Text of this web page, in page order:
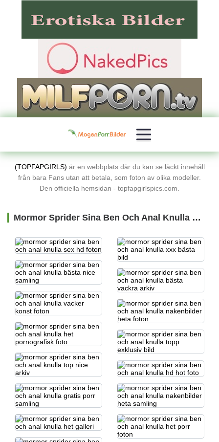
(TOPFAPGIRLS) är en webbplats där du kan se läckt innehåll
från bara Fans utan att betala, som foton av olika modeller.
Den officiella hemsidan - topfapgirlspics.com.
Mormor Sprider Sina Ben Och Anal Knulla Gratis Porrbilder